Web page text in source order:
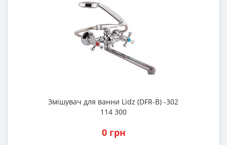
Змішувач для ванни Lidz (DFR-B) -302
114 300
0 грн